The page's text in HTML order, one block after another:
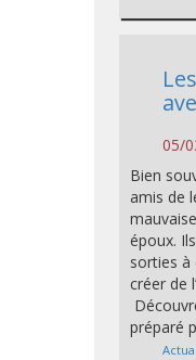
05/
Bien
amis de
époux.
sorties à
créer de
préparé